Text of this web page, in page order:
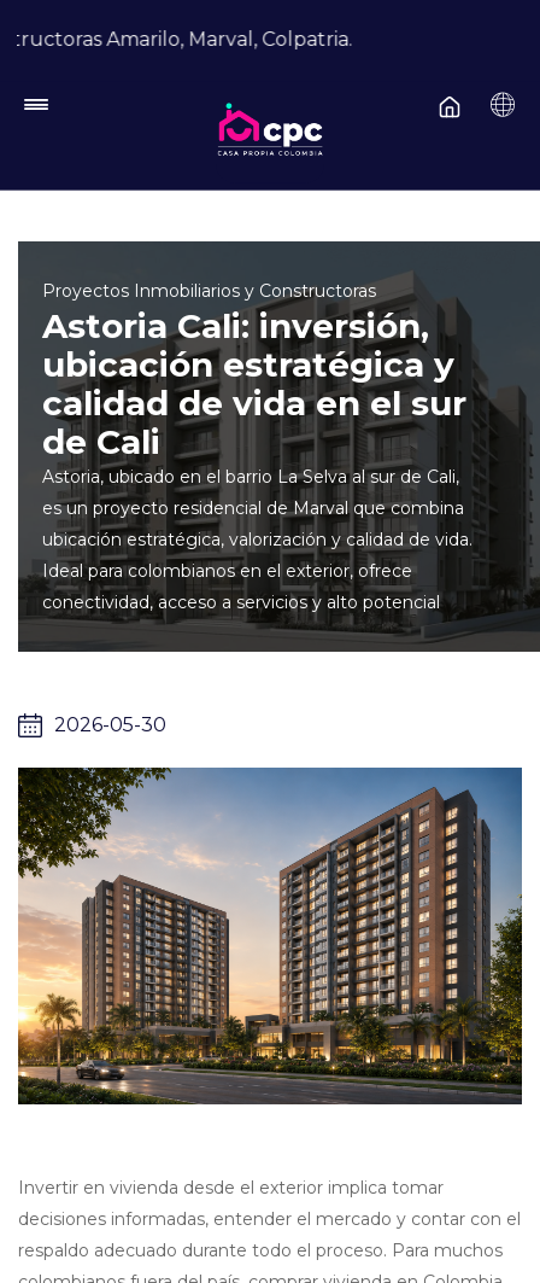
Amarilo, Marval, Colpatria.
Proyectos Inmobiliarios y Constructoras
Astoria Cali: inversión,
ubicación estratégica y
calidad de vida en el sur
de Cali
Astoria, ubicado en el barrio La Selva al sur de Cali,
es un proyecto residencial de Marval que combina
ubicación estratégica, valorización y calidad de vida.
Ideal para colombianos en el exterior, ofrece
conectividad, acceso a servicios y alto potencial
2026-05-30
Invertir en vivienda desde el exterior implica tomar
decisiones informadas, entender el mercado y contar con el
respaldo adecuado durante todo el proceso. Para muchos